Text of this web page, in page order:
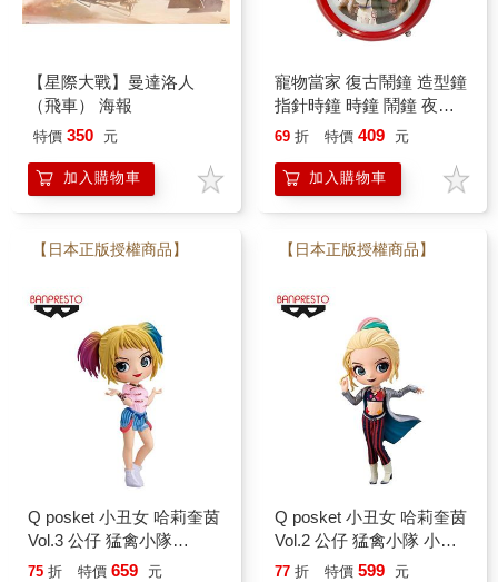
【星際大戰】曼達洛人
（飛車） 海報
特價 350 元
加入購物車
寵物當家 復古鬧鐘 造型鐘
指針時鐘 時鐘 鬧鐘 夜燈
功能 麥斯 公爵 雪球 環球
69 折 特價 409 元
加入購物車
【日本正版授權商品】
Q posket 小丑女 哈莉奎茵
Vol.3 公仔 猛禽小隊
Banpresto 萬普
75 折 特價 659 元
【日本正版授權商品】
Q posket 小丑女 哈莉奎茵
Vol.2 公仔 猛禽小隊 小丑
女大解放 Banpresto
77 折 特價 599 元